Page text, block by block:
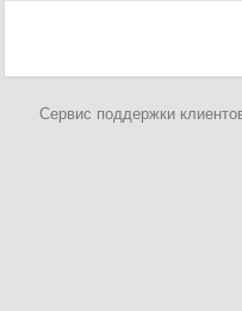
Сервис поддержки